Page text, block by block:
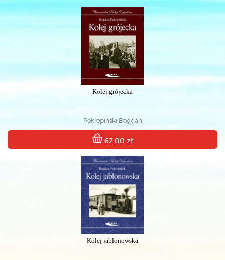
Kolej grójecka
Pokropiński Bogdan
62.00 zł
Kolej jabłonowska